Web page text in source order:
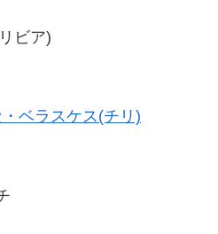
ビア)
ベラスケス(チリ)